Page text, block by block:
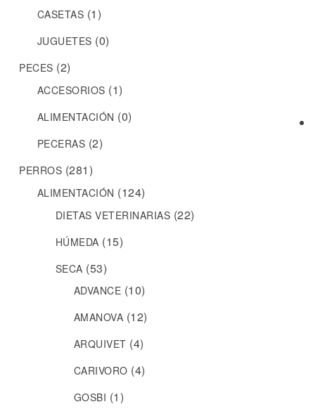
CASETAS (1)
JUGUETES (0)
PECES (2)
ACCESORIOS (1)
ALIMENTACIÓN (0)
PECERAS (2)
PERROS (281)
ALIMENTACIÓN (124)
DIETAS VETERINARIAS (22)
HÚMEDA (15)
SECA (53)
ADVANCE (10)
AMANOVA (12)
ARQUIVET (4)
CARIVORO (4)
GOSBI (1)